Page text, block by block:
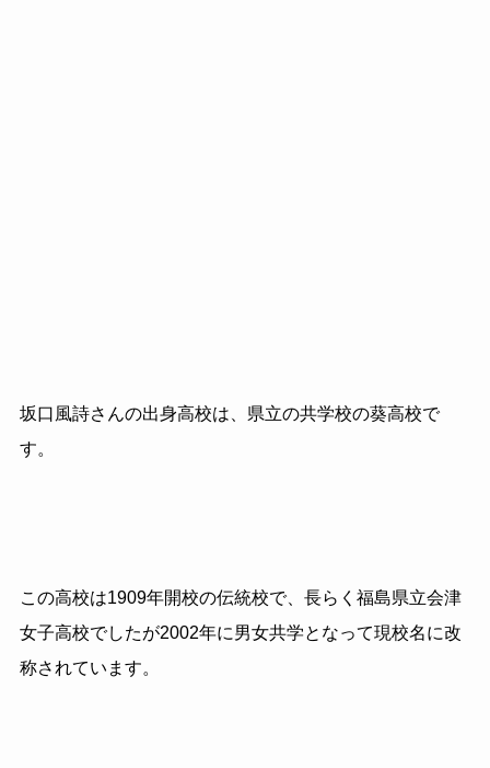
坂口風詩さんの出身高校は、県立の共学校の葵高校で
す。
この高校は1909年開校の伝統校で、長らく福島県立会津
女子高校でしたが2002年に男女共学となって現校名に改
称されています。